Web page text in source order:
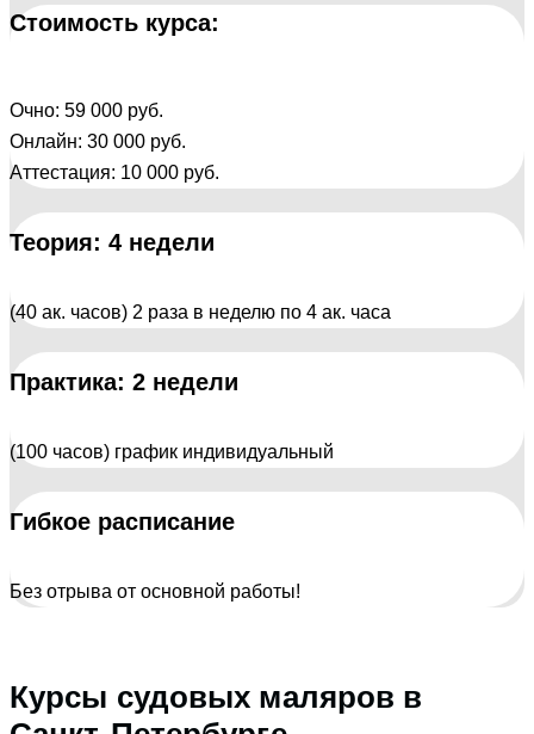
Стоимость курса:
Очно: 59 000 руб.
Онлайн: 30 000 руб.
Аттестация: 10 000 руб.
Теория: 4 недели
(40 ак. часов) 2 раза в неделю по 4 ак. часа
Практика: 2 недели
(100 часов) график индивидуальный
Гибкое расписание
Без отрыва от основной работы!
Курсы судовых маляров в